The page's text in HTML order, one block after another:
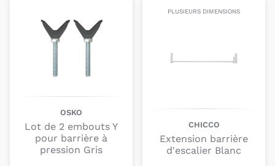
OSKO
Lot de 2 embouts Y
pour barrière à
pression Gris
PLUSIEURS DIMENSIONS
CHICCO
Extension barrière
d'escalier Blanc